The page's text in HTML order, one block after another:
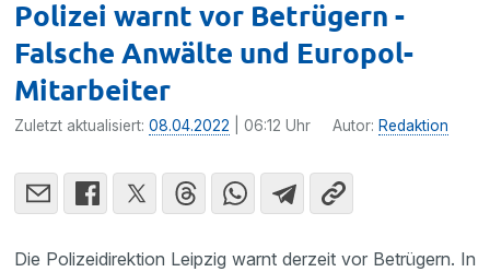
Polizei warnt vor Betrügern -
Falsche Anwälte und Europol-
Mitarbeiter
Zuletzt aktualisiert:08.04.2022 | 06:12 Uhr Autor: Redaktion
Die Polizeidirektion Leipzig warnt derzeit vor Betrügern. In